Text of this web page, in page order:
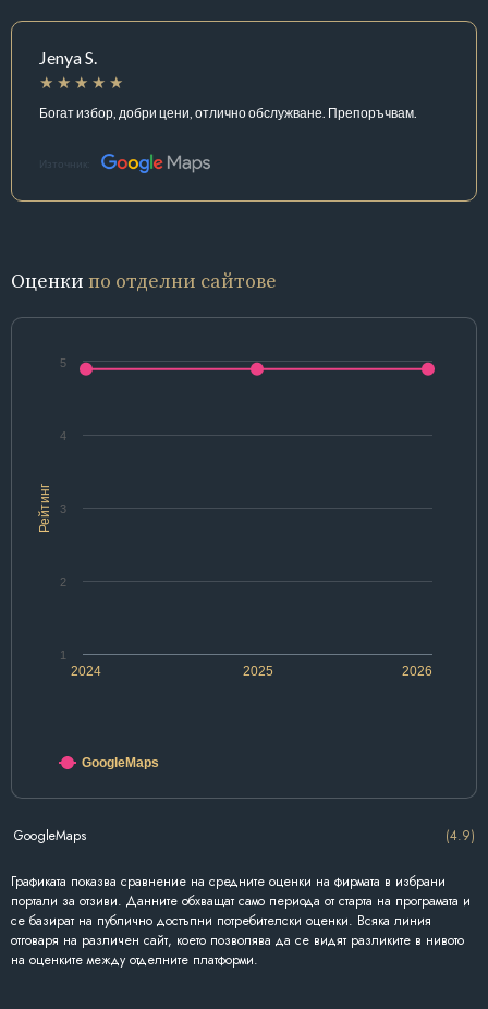
Jenya S.
Богат избор, добри цени, отлично обслужване. Препоръчвам.
Източник:
Оценки по отделни сайтове
Рейтинг
2024 2025 2026
1
2
3
4
5
GoogleMaps
GoogleMaps (4.9)
Графиката показва сравнение на средните оценки на фирмата в избрани
портали за отзиви. Данните обхващат само периода от старта на програмата и
се базират на публично достъпни потребителски оценки. Всяка линия
отговаря на различен сайт, което позволява да се видят разликите в нивото
на оценките между отделните платформи.